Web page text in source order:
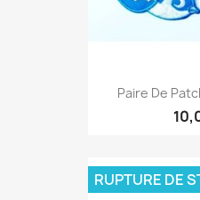
Paire De
RUPTURE DE